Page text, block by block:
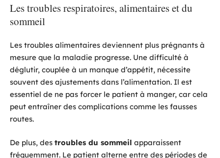
Les troubles respiratoires, alimentaires et du
sommeil
Les troubles alimentaires deviennent plus prégnants à
mesure que la maladie progresse. Une difficulté à
déglutir, couplée à un manque d’appétit, nécessite
souvent des ajustements dans l’alimentation. Il est
essentiel de ne pas forcer le patient à manger, car cela
peut entraîner des complications comme les fausses
routes.
De plus, des troubles du sommeil apparaissent
fréquemment. Le patient alterne entre des périodes de